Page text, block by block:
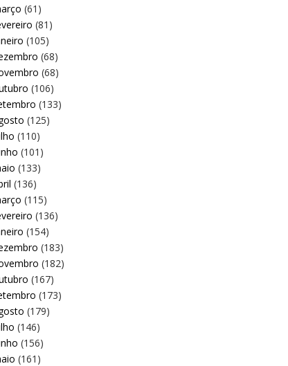
(61)
(81)
(105)
(68)
(68)
(106)
(133)
(125)
(110)
(101)
(133)
(136)
(115)
(136)
(154)
(183)
(182)
(167)
(173)
(179)
(146)
(156)
(161)